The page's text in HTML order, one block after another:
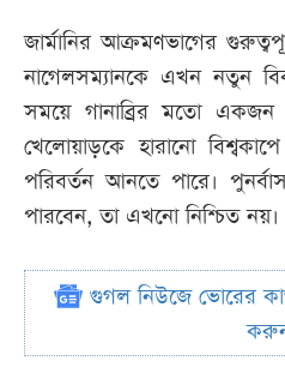
জার্মানির আক্রমণভাগের
নাগেলসম্যানকে এখন নতুন
সময়ে গানাব্রির মতো একজন
খেলোয়াড়কে হারানো
পরিবর্তন আনতে পারে।
পারবেন, তা এখনো নিশ্চিত নয়।
গুগল নিউজে ভোরের